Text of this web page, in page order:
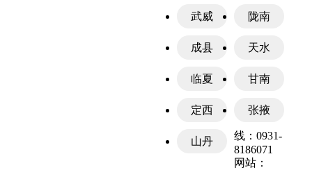
武威 陇南
成县 天水
临夏 甘南
定西 张掖
山丹 线：0931-
8186071
网站：